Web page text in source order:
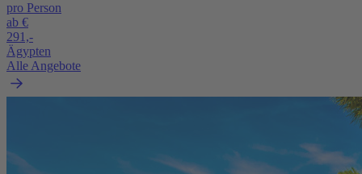
pro Person
ab €
291,-
Ägypten
Alle Angebote